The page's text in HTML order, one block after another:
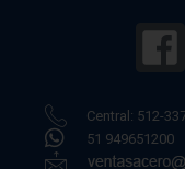
Central: 512-
51 949651200